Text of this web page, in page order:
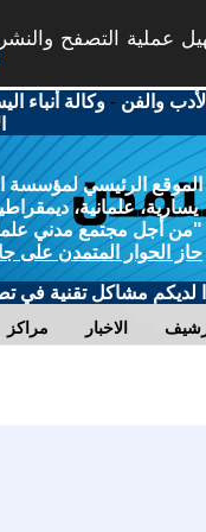
عملية التصفح
والفن -وكالة أنباء
الموقع الرئيسي لمؤسسة
يسارية، علمانية،
"من أجل مجتمع مدني
حاز الحوار المتمدن على
لديكم مشاكل تقنية في
مراكز الاخبار